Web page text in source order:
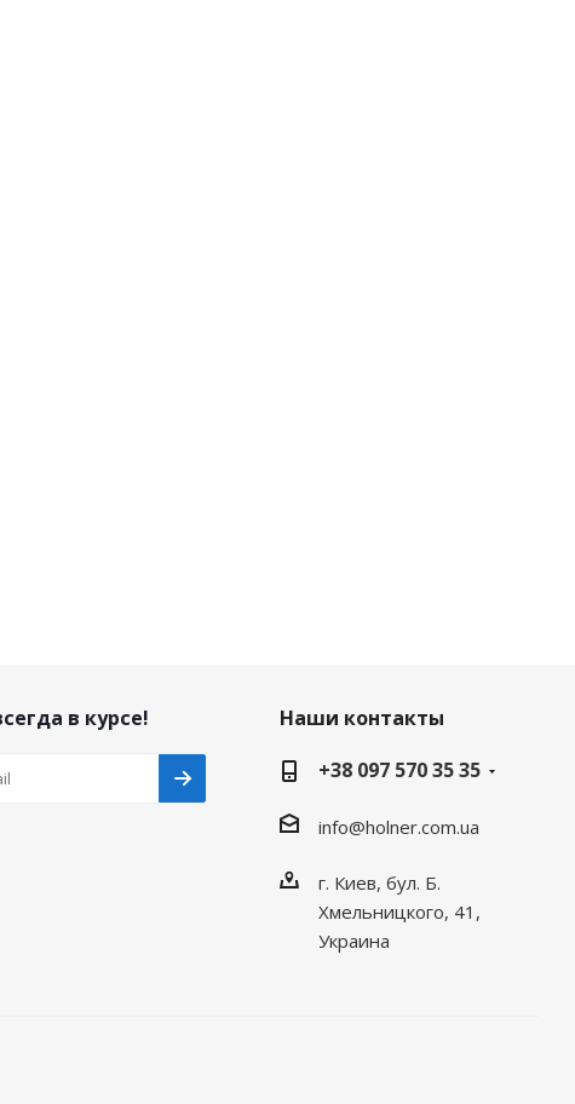
в курсе!
Наши контакты
+38 097 570 35 35
info@holner.com.ua
г. Киев, бул. Б.
Хмельницкого, 41,
Украина